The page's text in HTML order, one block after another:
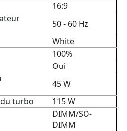
16:9
50 - 60 Hz
White
100%
Oui
45 W
turbo
115 W
DIMM/SO-
DIMM